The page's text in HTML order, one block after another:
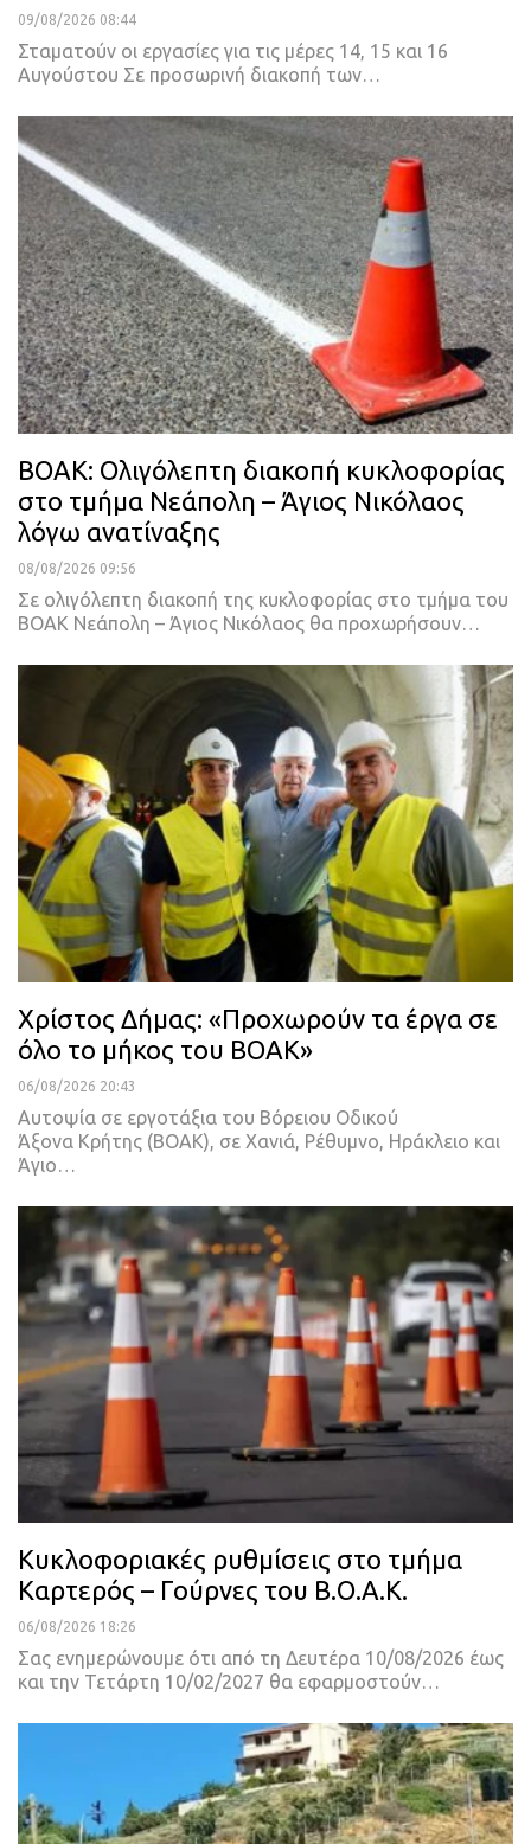
09/08/2026 08:44
Σταματούν οι εργασίες για τις μέρες 14, 15 και 16
Αυγούστου Σε προσωρινή διακοπή των…
ΒΟΑΚ: Ολιγόλεπτη διακοπή κυκλοφορίας
στο τμήμα Νεάπολη – Άγιος Νικόλαος
λόγω ανατίναξης
08/08/2026 09:56
Σε ολιγόλεπτη διακοπή της κυκλοφορίας στο τμήμα του
ΒΟΑΚ Νεάπολη – Άγιος Νικόλαος θα προχωρήσουν…
Χρίστος Δήμας: «Προχωρούν τα έργα σε
όλο το μήκος του ΒΟΑΚ»
06/08/2026 20:43
Αυτοψία σε εργοτάξια του Βόρειου Οδικού
Άξονα Κρήτης (ΒΟΑΚ), σε Χανιά, Ρέθυμνο, Ηράκλειο και
Άγιο…
Κυκλοφοριακές ρυθμίσεις στο τμήμα
Καρτερός – Γούρνες του Β.Ο.Α.Κ.
06/08/2026 18:26
Σας ενημερώνουμε ότι από τη Δευτέρα 10/08/2026 έως
και την Τετάρτη 10/02/2027 θα εφαρμοστούν…